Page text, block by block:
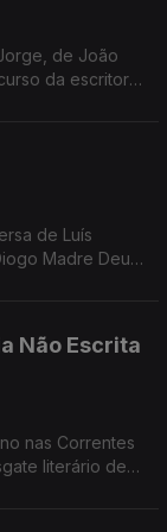
de João
da escritora,
de Luís
Madre Deus.
Não Escrita
nas Correntes
literário de